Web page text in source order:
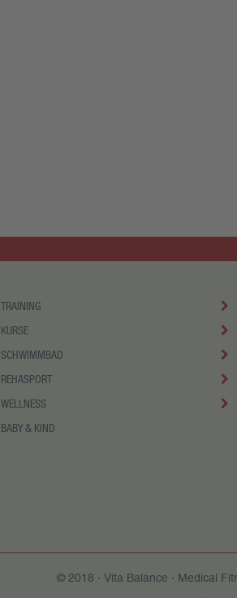
TRAINING
KURSE
SCHWIMMBAD
REHASPORT
WELLNESS
BABY & KIND
© 2018 · Vita Balance · Medical